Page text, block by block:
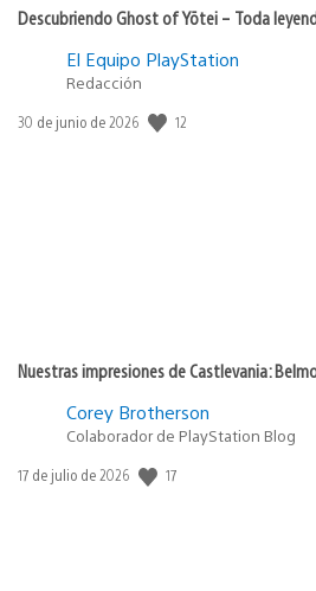
Descubriendo Ghost of Yōtei – Toda
El Equipo PlayStation
Redacción
Fecha
30 de junio de 2026 12
Nuestras impresiones de Castlevania:
Corey Brotherson
Colaborador de PlayStation Blog
Fecha
17 de julio de 2026 17